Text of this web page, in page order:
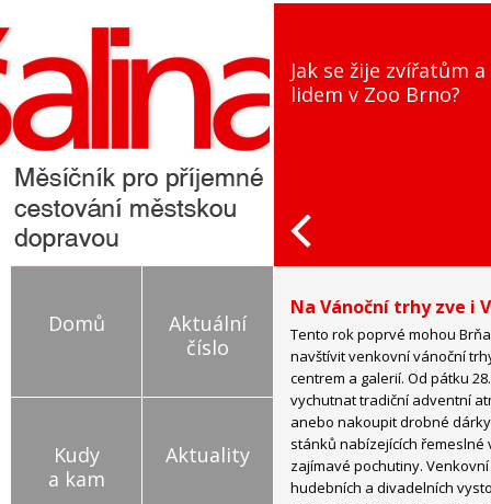
Jak se žije zvířatům a
lidem v Zoo Brno?
Domů
Aktuální
číslo
Kudy
a kam
Aktuality
Na Vánoční trhy zve i
Tento rok poprvé mohou
navštívit venkovní vánoční
centrem a galerií. Od pátku
vychutnat tradiční adventní
anebo nakoupit drobné
stánků nabízejících
zajímavé pochutiny.
hudebních a divadelních